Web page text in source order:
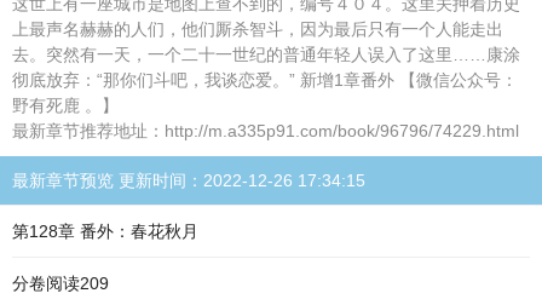
上最声名赫赫的人们，他们厮杀智斗，因为最后只有一个人能走出
去。突然有一天，一个二十一世纪的普通年轻人误入了这里……康涂
彻底放弃：“那你们斗吧，我谈恋爱。” 新增1章番外 【微信公众号：
野有死鹿 。】
最新章节推荐地址：http://m.a335p91.com/book/96796/74229.html
最新章节预览 更新时间：2022-12-26 17:34:15
第128章 番外：春花秋月
分卷阅读209